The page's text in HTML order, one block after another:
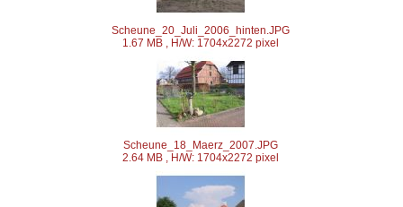
Scheune_20_Juli_2006_hinten.JPG
1.67 MB , H/W: 1704x2272 pixel
Scheune_18_Maerz_2007.JPG
2.64 MB , H/W: 1704x2272 pixel